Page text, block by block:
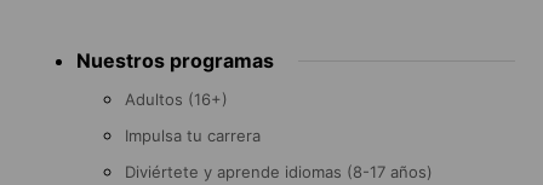
menu Nuestros programas
Adultos (16+)
Impulsa tu carrera
Diviértete y aprende idiomas (8-17 años)